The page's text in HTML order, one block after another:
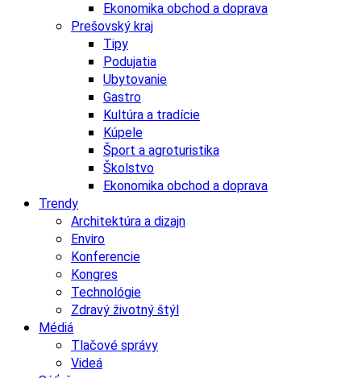
Ekonomika obchod a doprava
Prešovský kraj
Tipy
Podujatia
Ubytovanie
Gastro
Kultúra a tradície
Kúpele
Šport a agroturistika
Školstvo
Ekonomika obchod a doprava
Trendy
Architektúra a dizajn
Enviro
Konferencie
Kongres
Technológie
Zdravý životný štýl
Médiá
Tlačové správy
Videá